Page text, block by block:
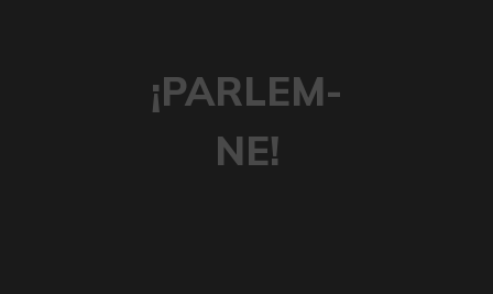
¡PARLEM-
NE!